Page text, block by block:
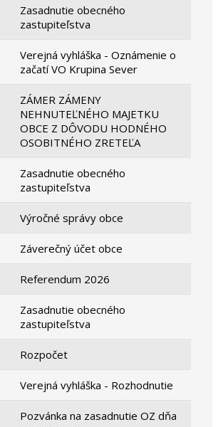
Zasadnutie obecného
zastupiteľstva
Verejná vyhláška - Oznámenie o
začatí VO Krupina Sever
ZÁMER ZÁMENY
NEHNUTEĽNÉHO MAJETKU
OBCE Z DÔVODU HODNÉHO
OSOBITNÉHO ZRETEĽA
Zasadnutie obecného
zastupiteľstva
Výročné správy obce
Záverečný účet obce
Referendum 2026
Zasadnutie obecného
zastupiteľstva
Rozpočet
Verejná vyhláška - Rozhodnutie
Pozvánka na zasadnutie OZ dňa